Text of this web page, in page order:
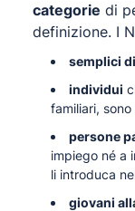
categorie di
definizione. I
semplici
individui
familiari, sono
persone
impiego né a
li introduca
giovani